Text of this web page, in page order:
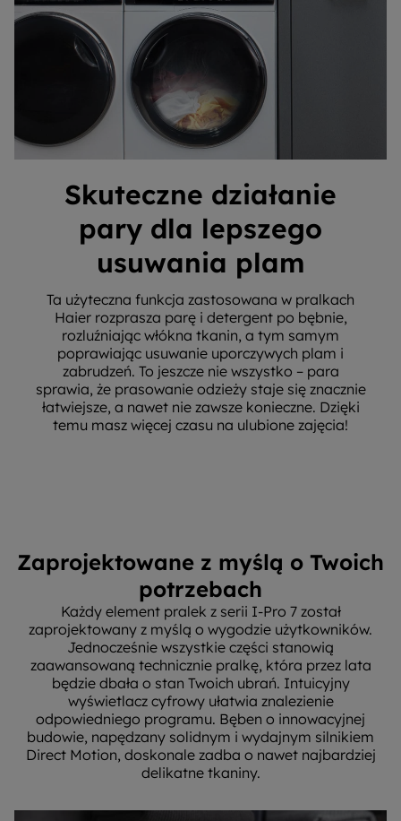
Skuteczne działanie
pary dla lepszego
usuwania plam
Ta użyteczna funkcja zastosowana w pralkach
Haier rozprasza parę i detergent po bębnie,
rozluźniając włókna tkanin, a tym samym
poprawiając usuwanie uporczywych plam i
zabrudzeń. To jeszcze nie wszystko – para
sprawia, że prasowanie odzieży staje się znacznie
łatwiejsze, a nawet nie zawsze konieczne. Dzięki
temu masz więcej czasu na ulubione zajęcia!
Zaprojektowane z myślą o Twoich
potrzebach
Każdy element pralek z serii I-Pro 7 został
zaprojektowany z myślą o wygodzie użytkowników.
Jednocześnie wszystkie części stanowią
zaawansowaną technicznie pralkę, która przez lata
będzie dbała o stan Twoich ubrań. Intuicyjny
wyświetlacz cyfrowy ułatwia znalezienie
odpowiedniego programu. Bęben o innowacyjnej
budowie, napędzany solidnym i wydajnym silnikiem
Direct Motion, doskonale zadba o nawet najbardziej
delikatne tkaniny.